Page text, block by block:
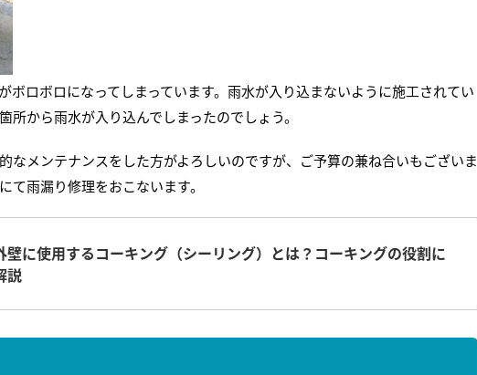
ボロボロになってしまっています。雨水が入り込まないように施工されてい
所から雨水が入り込んでしまったのでしょう。
なメンテナンスをした方がよろしいのですが、ご予算の兼ね合いもございま
て雨漏り修理をおこないます。
壁に使用するコーキング（シーリング）とは？コーキングの役割に
説